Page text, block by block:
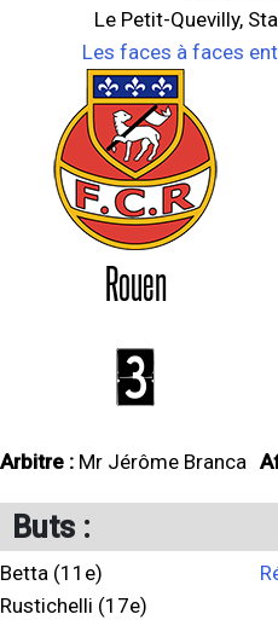
Le Petit-Quevilly,
Les faces à faces
Rouen
3
Arbitre : Mr Jérôme Branca
Buts :
Betta (11e)
Rustichelli (17e)